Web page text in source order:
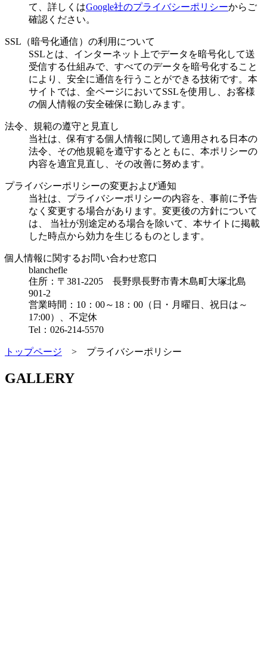
て、詳しくはGoogle社のプライバシーポリシーからご
確認ください。
SSL（暗号化通信）の利用について
SSLとは、インターネット上でデータを暗号化して送
受信する仕組みで、すべてのデータを暗号化すること
により、安全に通信を行うことができる技術です。本
サイトでは、全ページにおいてSSLを使用し、お客様
の個人情報の安全確保に勤しみます。
法令、規範の遵守と見直し
当社は、保有する個人情報に関して適用される日本の
法令、その他規範を遵守するとともに、本ポリシーの
内容を適宜見直し、その改善に努めます。
プライバシーポリシーの変更および通知
当社は、プライバシーポリシーの内容を、事前に予告
なく変更する場合があります。変更後の方針について
は、 当社が別途定める場合を除いて、本サイトに掲載
した時点から効力を生じるものとします。
個人情報に関するお問い合わせ窓口
blanchefle
住所：〒381-2205 長野県長野市青木島町大塚北島
901-2
営業時間：10：00～18：00（日・月曜日、祝日は～
17:00）、不定休
Tel：026-214-5570
トップページ > プライバシーポリシー
GALLERY